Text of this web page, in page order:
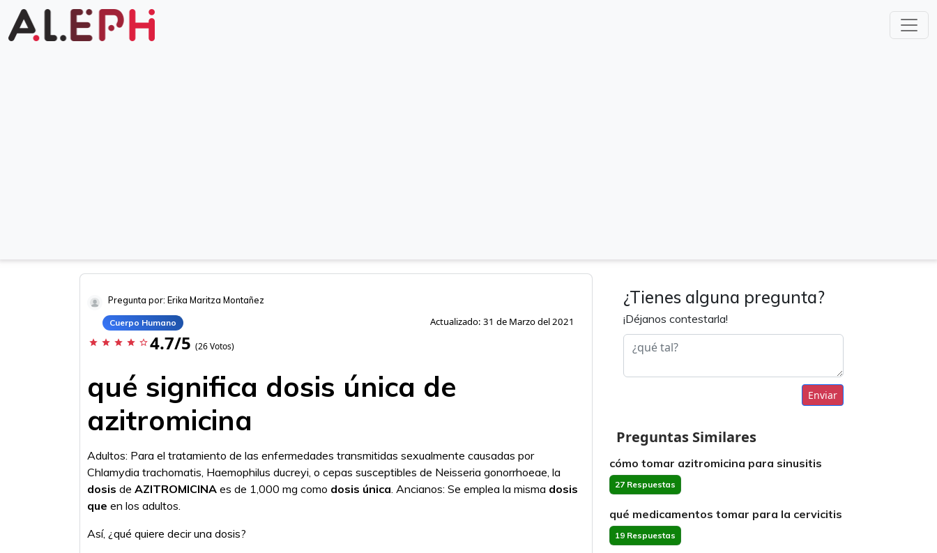
Pregunta por: Erika Maritza Montañez
Cuerpo Humano Actualizado: 31 de Marzo del 2021
star star star star star_border 4.7/5 (26 Votos)
qué significa dosis única de
azitromicina
Adultos: Para el tratamiento de las enfermedades transmitidas sexualmente causadas por
Chlamydia trachomatis, Haemophilus ducreyi, o cepas susceptibles de Neisseria gonorrhoeae, la
dosis de AZITROMICINA es de 1,000 mg como dosis única. Ancianos: Se emplea la misma dosis
que en los adultos.
Así, ¿qué quiere decir una dosis?
¿Tienes alguna pregunta?
¡Déjanos contestarla!
Enviar
Preguntas Similares
cómo tomar azitromicina para sinusitis
27 Respuestas
qué medicamentos tomar para la cervicitis
19 Respuestas